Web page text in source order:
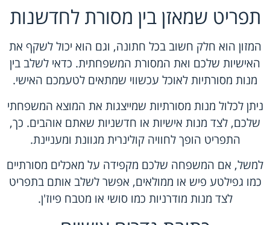
תפריט שמאזן בין מסורת לחדשנות
המזון הוא חלק חשוב בכל חתונה, וגם הוא יכול לשקף את
האישיות שלכם ואת המסורת המשפחתית. כדאי לשלב בין
מנות מסורתיות לאוכל עכשווי שמתאים לטעמכם האישי.
ניתן לכלול מנות מסורתיות שמייצגות את המוצא המשפחתי
שלכם, לצד מנות אישיות או חדשניות שאתם אוהבים. כך,
התפריט הופך לחוויה קולינרית מגוונת ומעניינת.
למשל, אם המשפחה שלכם מקפידה על מאכלים מסורתיים
כמו גפילטע פיש או ממולאים, אפשר לשלב אותם בתפריט
לצד מנות מודרניות כמו סושי או מטבח פיוז'ן.